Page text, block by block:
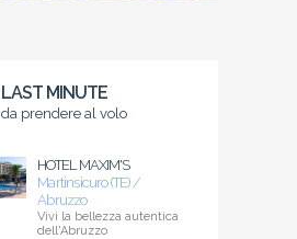
LAST MINUTE
da prendere al volo
HOTEL MAXIM'S
Martinsicuro (TE) /
Abruzzo
Vivi la bellezza autentica
dell'Abruzzo